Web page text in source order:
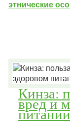
этнические
Кинза:
вред и